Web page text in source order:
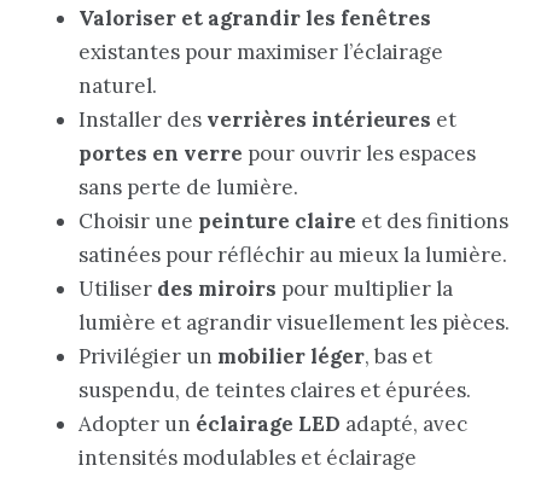
Valoriser et agrandir les fenêtres
existantes pour maximiser l’éclairage
naturel.
Installer des verrières intérieures et
portes en verre pour ouvrir les espaces
sans perte de lumière.
Choisir une peinture claire et des finitions
satinées pour réfléchir au mieux la lumière.
Utiliser des miroirs pour multiplier la
lumière et agrandir visuellement les pièces.
Privilégier un mobilier léger, bas et
suspendu, de teintes claires et épurées.
Adopter un éclairage LED adapté, avec
intensités modulables et éclairage